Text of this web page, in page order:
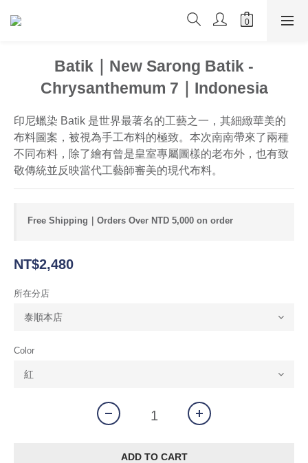
Batik｜New Sarong Batik -
Chrysanthemum 7｜Indonesia
印尼蠟染 Batik 是世界最著名的工藝之一，其細緻華美的
布料圖案，被視為手工布料的極致。本次南南帶來了兩種
不同布料，除了繪有曾是皇室專屬圖樣的老布外，也有致
敬傳統並反映當代工藝師審美的現代布料。
Free Shipping｜Orders Over NTD 5,000 on order
NT$2,480
所在分店
Color
ADD TO CART